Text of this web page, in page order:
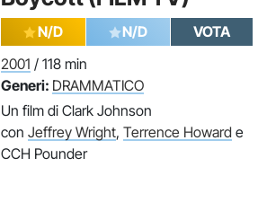
N/D N/D
VOTA
2001 / 118 min
Generi: DRAMMATICO
Un film di Clark Johnson
con Jeffrey Wright, Terrence Howard e
CCH Pounder